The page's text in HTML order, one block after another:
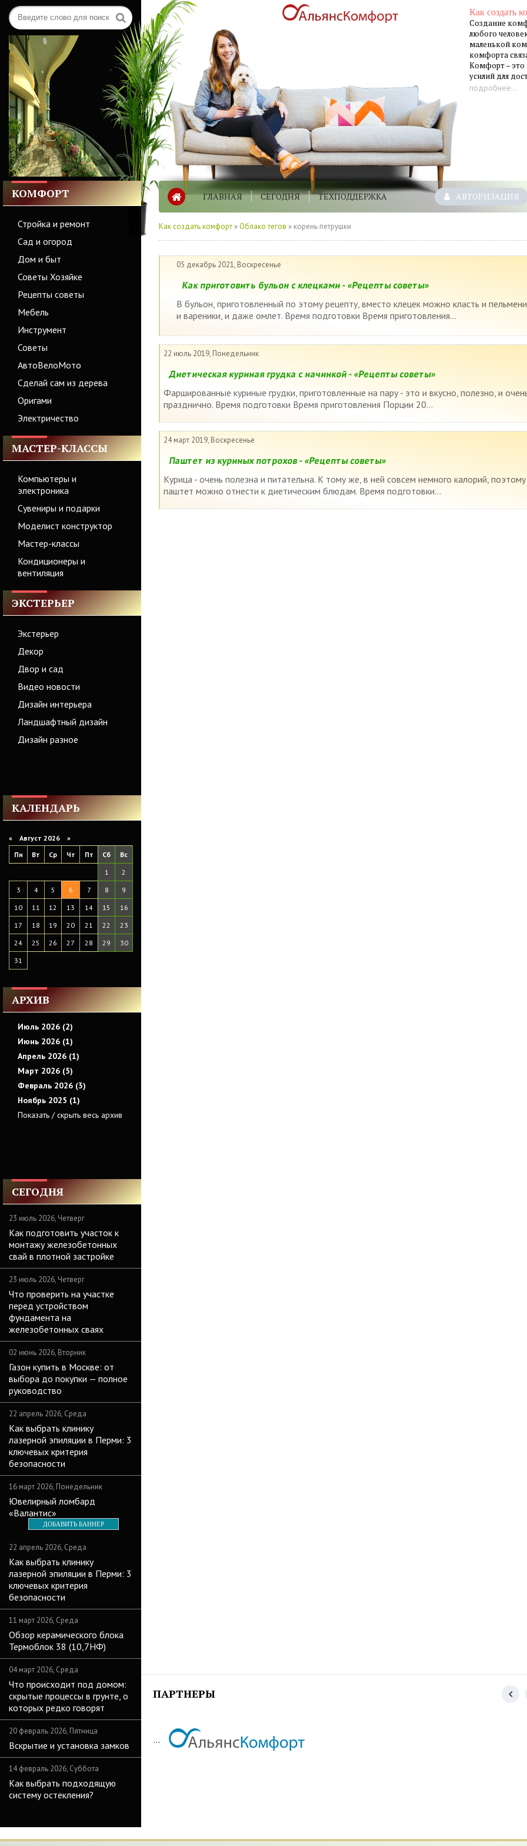
Как создать
Создание
любого
маленькой
комфорта
Комфорт – это
усилий для
подробнее...
КОМФОРТ
Стройка и ремонт
Сад и огород
Дом и быт
Советы Хозяйке
Рецепты советы
Мебель
Инструмент
Советы
АвтоВелоМото
Сделай сам из дерева
Оригами
Электричество
МАСТЕР-КЛАССЫ
Компьютеры и
электроника
Сувениры и подарки
Моделист конструктор
Мастер-классы
Кондиционеры и
вентиляция
ЭКСТЕРЬЕР
Экстерьер
Декор
Двор и сад
Видео новости
Дизайн интерьера
Ландшафтный дизайн
Дизайн разное
КАЛЕНДАРЬ
« Август 2026 »
Пн
Вт Ср Чт Пт Сб
Вс
1
2
3
4 5 6 7 8
9
10
11 12 13 14 15
16
17
18 19 20 21 22
23
24
25 26 27 28 29
30
31
АРХИВ
Июль 2026 (2)
Июнь 2026 (1)
Апрель 2026 (1)
Март 2026 (5)
Февраль 2026 (3)
Ноябрь 2025 (1)
Показать / скрыть весь архив
СЕГОДНЯ
23 июль 2026, Четверг
Как подготовить участок к
монтажу железобетонных
свай в плотной застройке
23 июль 2026, Четверг
Что проверить на участке
перед устройством
фундамента на
железобетонных сваях
02 июнь 2026, Вторник
Газон купить в Москве: от
выбора до покупки — полное
руководство
22 апрель 2026, Среда
Как выбрать клинику
лазерной эпиляции в Перми: 3
ключевых критерия
безопасности
16 март 2026, Понедельник
Ювелирный ломбард
«Валантис»
ДОБАВИТЬ БАННЕР
22 апрель 2026, Среда
Как выбрать клинику
лазерной эпиляции в Перми: 3
ключевых критерия
безопасности
11 март 2026, Среда
Обзор керамического блока
Термоблок 38 (10,7НФ)
04 март 2026, Среда
Что происходит под домом:
скрытые процессы в грунте, о
которых редко говорят
20 февраль 2026, Пятница
Вскрытие и установка замков
14 февраль 2026, Суббота
Как выбрать подходящую
систему остекления?
ГЛАВНАЯ СЕГОДНЯ ТЕХПОДДЕРЖКА АВТОРИЗАЦИЯ
Как создать комфорт »Облако тегов » корень петрушки
05 декабрь 2021, Воскресенье
Как приготовить бульон с клецками - «Рецепты советы»
В бульон, приготовленный по этому рецепту, вместо клецек можно класть и
и вареники, и даже омлет. Время подготовки Время приготовления...
22 июль 2019, Понедельник
Диетическая куриная грудка с начинкой - «Рецепты советы»
Фаршированные куриные грудки, приготовленные на пару - это и вкусно, полезно, и
празднично. Время подготовки Время приготовления Порции 20...
24 март 2019, Воскресенье
Паштет из куриных потрохов - «Рецепты советы»
Курица - очень полезна и питательна. К тому же, в ней совсем немного калорий, поэтому
паштет можно отнести к диетическим блюдам. Время подготовки...
ПАРТНЕРЫ
...